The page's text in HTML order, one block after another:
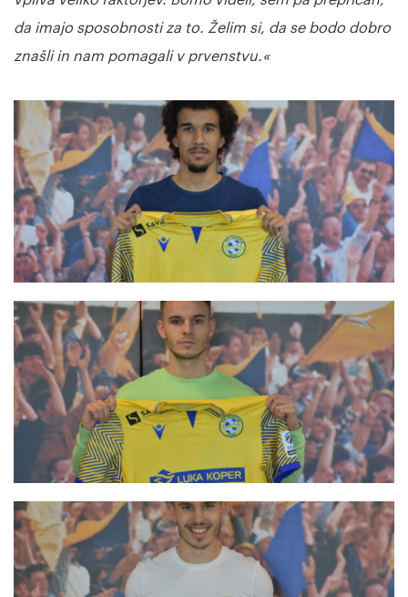
da imajo sposobnosti za to. Želim si, da se bodo dobro
znašli in nam pomagali v prvenstvu.«